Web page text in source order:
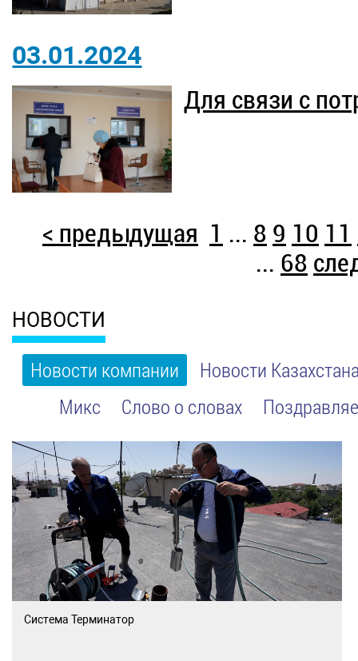
03.01.2024
Для связи с
< предыдущая 1 ... 8 9 10 11
... 68
НОВОСТИ
Новости компании
Новости
Микс
Слово о словах
Система Терминатор